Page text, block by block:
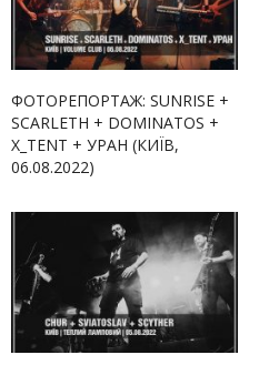
ФОТОРЕПОРТАЖ: SUNRISE +
SCARLETH + DOMINATOS +
X_TENT + УРАН (КИЇВ,
06.08.2022)